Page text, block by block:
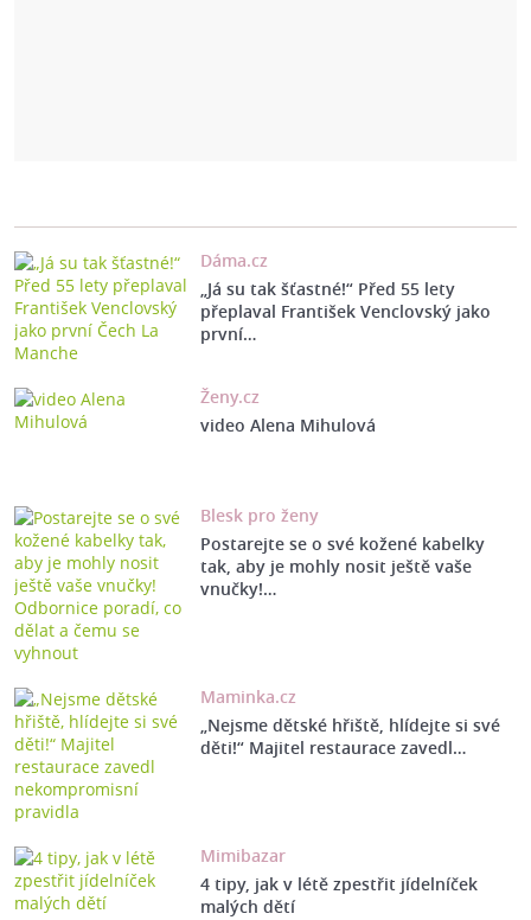
Dáma.cz
„Já su tak šťastné!“ Před 55 lety
přeplaval František Venclovský jako
první…
Ženy.cz
video Alena Mihulová
Blesk pro ženy
Postarejte se o své kožené kabelky
tak, aby je mohly nosit ještě vaše
vnučky!…
Maminka.cz
„Nejsme dětské hřiště, hlídejte si své
děti!“ Majitel restaurace zavedl…
Mimibazar
4 tipy, jak v létě zpestřit jídelníček
malých dětí